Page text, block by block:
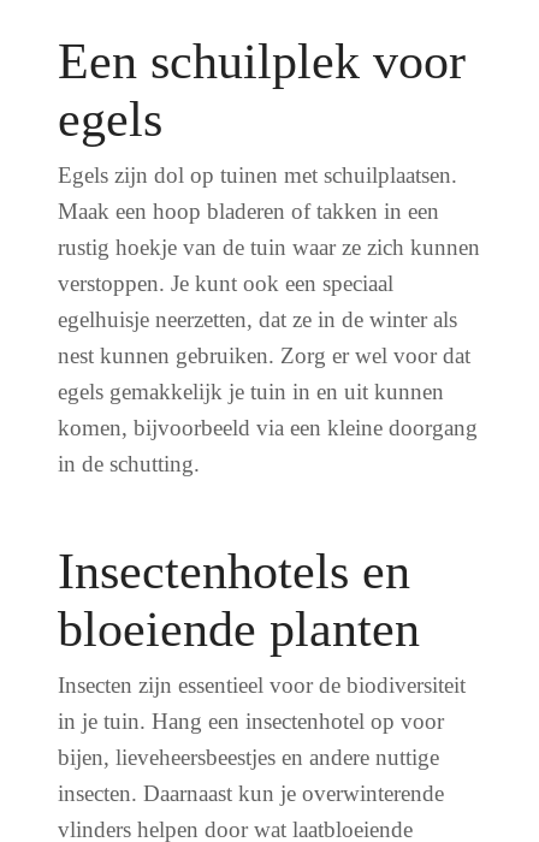
Een schuilplek voor
egels
Egels zijn dol op tuinen met schuilplaatsen.
Maak een hoop bladeren of takken in een
rustig hoekje van de tuin waar ze zich kunnen
verstoppen. Je kunt ook een speciaal
egelhuisje neerzetten, dat ze in de winter als
nest kunnen gebruiken. Zorg er wel voor dat
egels gemakkelijk je tuin in en uit kunnen
komen, bijvoorbeeld via een kleine doorgang
in de schutting.
Insectenhotels en
bloeiende planten
Insecten zijn essentieel voor de biodiversiteit
in je tuin. Hang een insectenhotel op voor
bijen, lieveheersbeestjes en andere nuttige
insecten. Daarnaast kun je overwinterende
vlinders helpen door wat laatbloeiende